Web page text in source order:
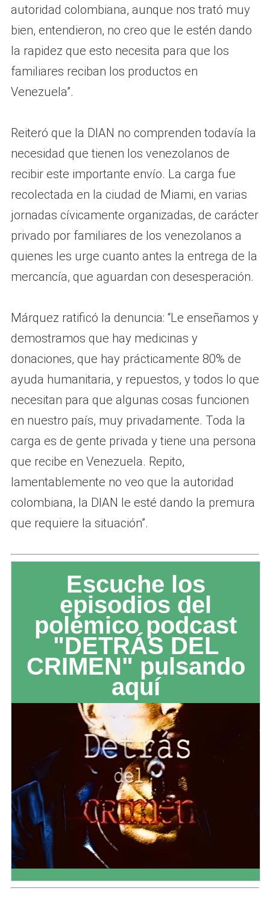
autoridad colombiana, aunque nos trató muy
bien, entendieron, no creo que le estén dando
la rapidez que esto necesita para que los
familiares reciban los productos en
Venezuela”.
Reiteró que la DIAN no comprenden todavía la
necesidad que tienen los venezolanos de
recibir este importante envío. La carga fue
recolectada en la ciudad de Miami, en varias
jornadas cívicamente organizadas, de carácter
privado por familiares de los venezolanos a
quienes les urge cuanto antes la entrega de la
mercancía, que aguardan con desesperación.
Márquez ratificó la denuncia: “Le enseñamos y
demostramos que hay medicinas y
donaciones, que hay prácticamente 80% de
ayuda humanitaria, y repuestos, y todos lo que
necesitan para que algunas cosas funcionen
en nuestro país, muy privadamente. Toda la
carga es de gente privada y tiene una persona
que recibe en Venezuela. Repito,
lamentablemente no veo que la autoridad
colombiana, la DIAN le esté dando la premura
que requiere la situación”.
Escuche los
episodios del
polémico podcast
"DETRÁS DEL
CRIMEN" pulsando
aquí